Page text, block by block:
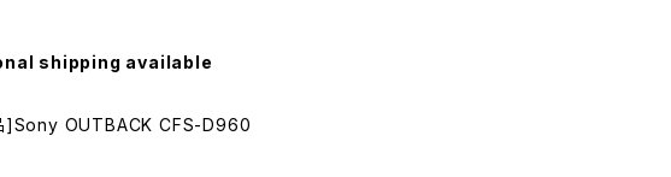
shipping available
]Sony OUTBACK CFS-D960